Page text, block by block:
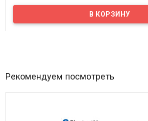
Телефон и Power Bank – именно это
Рекомендуем посмотреть